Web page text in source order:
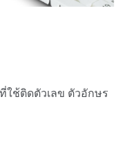
ใช้ติดตัวเลข ตัวอักษร